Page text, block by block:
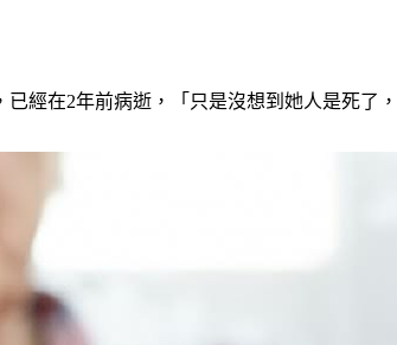
經在2年前病逝，「只是沒想到她人是死了